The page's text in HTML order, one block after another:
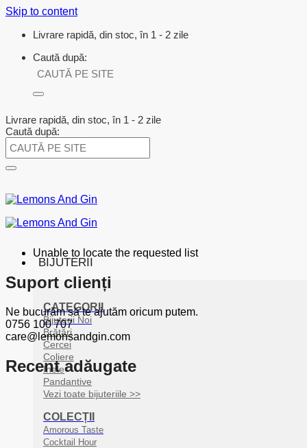
Skip to content
Livrare rapidă, din stoc, în 1 - 2 zile
Caută după:
Livrare rapidă, din stoc, în 1 - 2 zile
Caută după:
BIJUTERII
CATEGORII
Bijuterii Noi
Brățări
Cercei
Coliere
Inele
Pandantive
Vezi toate bijuteriile >>
COLECȚII
Amorous Taste
Cocktail Hour
Unable to locate the requested list
Suport clienți
Ne bucurăm să te ajutăm oricum putem.
0756 100 707
care@lemonsandgin.com
Recent adăugate